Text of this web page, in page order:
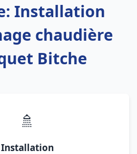
Installation
chaudière
Bitche
🚿
Installation